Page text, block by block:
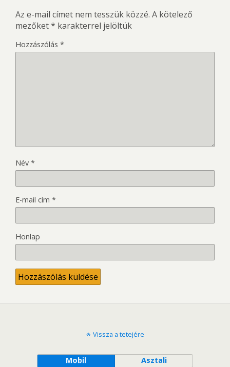
Az e-mail címet nem tesszük közzé. A kötelező
mezőket* karakterrel jelöltük
Hozzászólás *
Név *
E-mail cím *
Honlap
Vissza a tetejére
Mobil Asztali